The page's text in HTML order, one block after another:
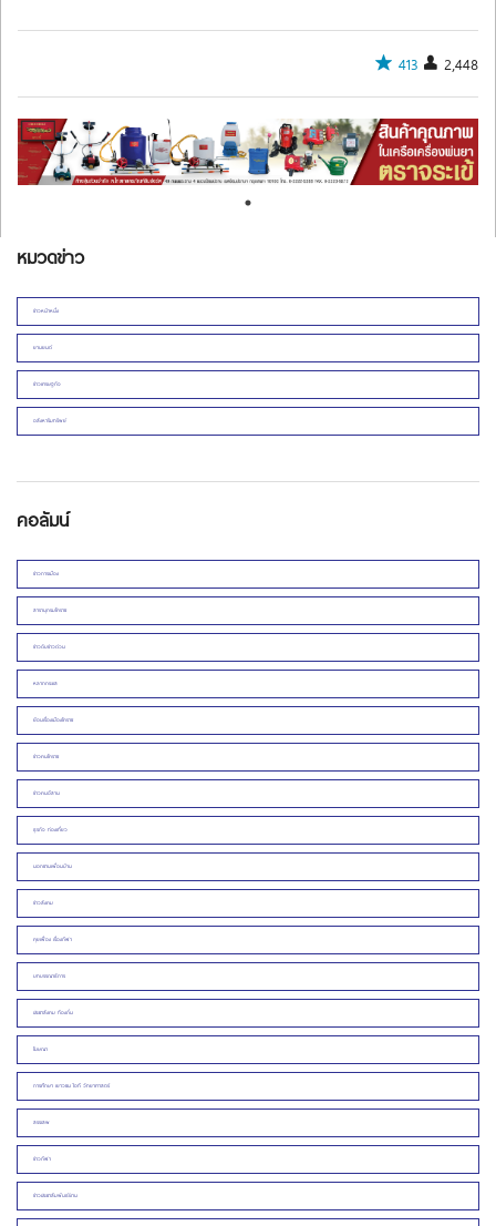
413 2,448
หมวดข่าว
ข่าวหน้าหนึ่ง
ยานยนต์
ข่าวเศรษฐกิจ
อสังหาริมทรัพย์
คอลัมน์
ข่าวการเมือง
สารานุกรมโคราช
ข่าวดิบข่าวด่วน
หลากกระแส
ย้อนเรื่องเมืองโคราช
ข่าวคนโคราช
ข่าวคนอีสาน
ธุรกิจ ท่องเที่ยว
นอกชานเพื่อนบ้าน
ข่าวสังคม
คุยเฟื่อง เรื่องกีฬา
บทบรรณาธิการ
ประชาสังคม ท้องถิ่น
โฆษณา
การศึกษา เยาวชน ไอที วิทยาศาสตร์
สรรเสพ
ข่าวกีฬา
ข่าวประชาสัมพันธ์/งาน